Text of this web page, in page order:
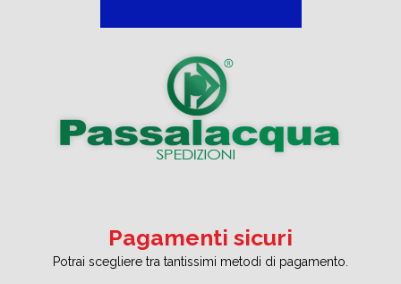
Pagamenti sicuri
Potrai scegliere tra tantissimi metodi di pagamento.